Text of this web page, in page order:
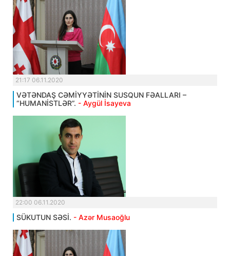
21:17 06.11.2020
VƏTƏNDAŞ CƏMİYYƏTİNİN SUSQUN FƏALLARI –
“HUMANİSTLƏR”. - Aygül İsayeva
22:00 06.11.2020
SÜKUTUN SƏSİ. - Azər Musaoğlu